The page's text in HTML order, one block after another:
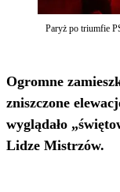
Paryż po triumfie
Ogromne
zniszczone
wyglądało
Lidze Mistrzów.